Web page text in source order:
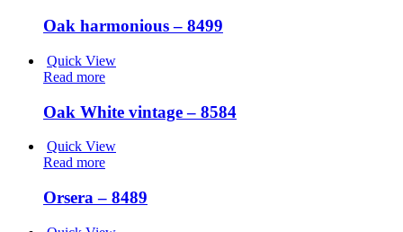
Oak harmonious – 8499
Quick View
Read more
Oak White vintage – 8584
Quick View
Read more
Orsera – 8489